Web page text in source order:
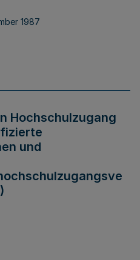
1987
Hochschulzugang
und